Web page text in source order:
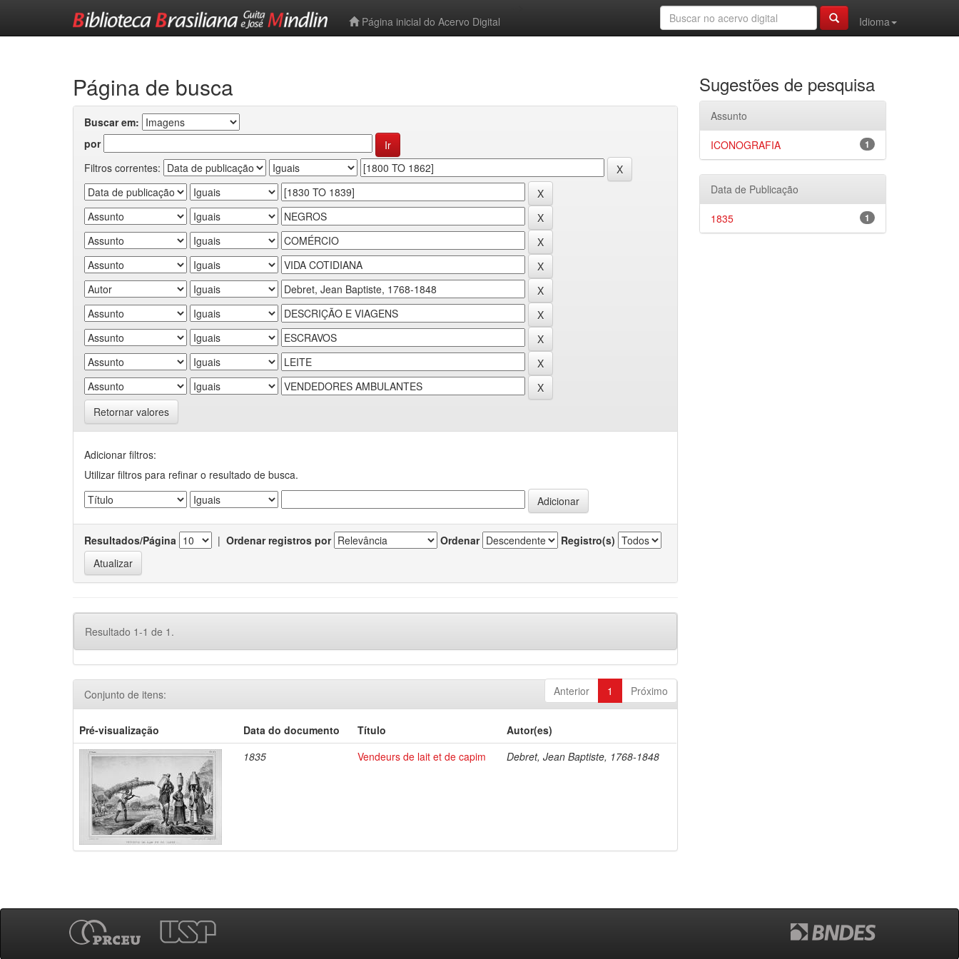
Página inicial do Acervo Digital
Idioma
Página de busca
Buscar em:
por
Filtros correntes:
Retornar valores
Adicionar filtros:
Utilizar filtros para refinar o resultado de busca.
Resultados/Página | Ordenar registros por Ordenar Registro(s)
Resultado 1-1 de 1.
Anterior 1 Próximo
Conjunto de itens:
Pré-visualização Data do documento Título
Autor(es)
1835
Vendeurs de lait et de capim Debret, Jean Baptiste, 1768-1848
Sugestões de pesquisa
Assunto
1
ICONOGRAFIA
Data de Publicação
1
1835